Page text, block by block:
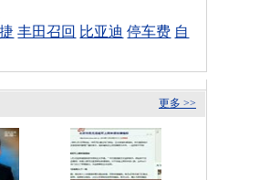
丰田召回 比亚迪 停车费 自
更多 >>